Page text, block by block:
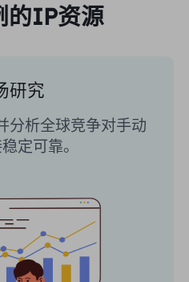
的IP资源
研究
分析全球竞争对手动
定可靠。